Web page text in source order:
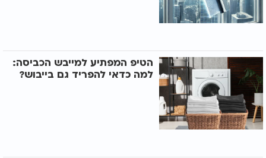
הטיפ המפתיע למייבש הכביסה:
למה כדאי להפריד גם בייבוש?